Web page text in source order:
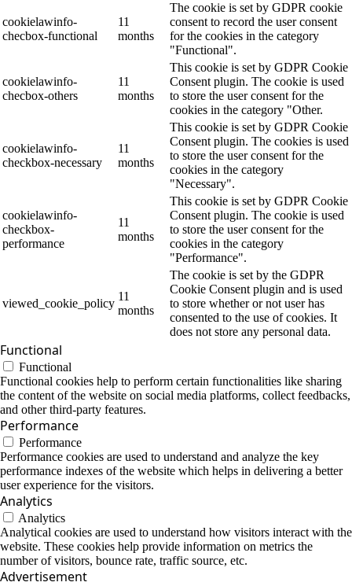
cookielawinfo-
checbox-functional
11
months
The cookie is set by GDPR cookie
consent to record the user consent
for the cookies in the category
"Functional".
cookielawinfo-
checbox-others
11
months
This cookie is set by GDPR Cookie
Consent plugin. The cookie is used
to store the user consent for the
cookies in the category "Other.
cookielawinfo-
checkbox-necessary
11
months
This cookie is set by GDPR Cookie
Consent plugin. The cookies is used
to store the user consent for the
cookies in the category
"Necessary".
cookielawinfo-
checkbox-
performance
11
months
This cookie is set by GDPR Cookie
Consent plugin. The cookie is used
to store the user consent for the
cookies in the category
"Performance".
viewed_cookie_policy
11
months
The cookie is set by the GDPR
Cookie Consent plugin and is used
to store whether or not user has
consented to the use of cookies. It
does not store any personal data.
Functional
Functional
Functional cookies help to perform certain functionalities like sharing
the content of the website on social media platforms, collect feedbacks,
and other third-party features.
Performance
Performance
Performance cookies are used to understand and analyze the key
performance indexes of the website which helps in delivering a better
user experience for the visitors.
Analytics
Analytics
Analytical cookies are used to understand how visitors interact with the
website. These cookies help provide information on metrics the
number of visitors, bounce rate, traffic source, etc.
Advertisement